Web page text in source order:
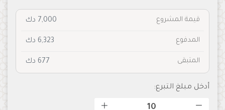
قيمة المشروع 7,000 دك
المدفوع 6,323 دك
المتبقى 677 دك
أدخل مبلغ التبرع: